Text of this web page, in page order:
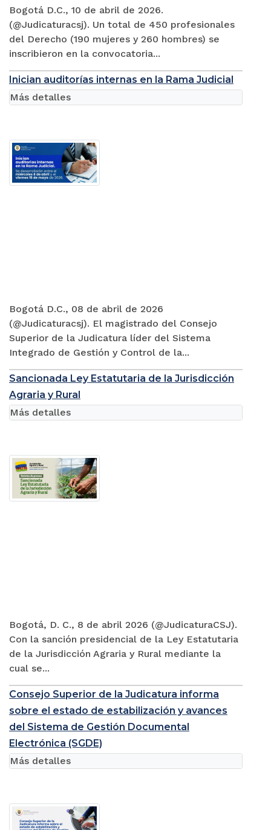
Bogotá D.C., 10 de abril de 2026.
(@Judicaturacsj). Un total de 450 profesionales
del Derecho (190 mujeres y 260 hombres) se
inscribieron en la convocatoria...
Inician auditorías internas en la Rama Judicial
Bogotá D.C., 08 de abril de 2026
(@Judicaturacsj). El magistrado del Consejo
Superior de la Judicatura líder del Sistema
Integrado de Gestión y Control de la...
Más detalles
Sancionada Ley Estatutaria de la Jurisdicción
Agraria y Rural
Bogotá, D. C., 8 de abril 2026 (@JudicaturaCSJ).
Con la sanción presidencial de la Ley Estatutaria
de la Jurisdicción Agraria y Rural mediante la
cual se...
Más detalles
Consejo Superior de la Judicatura informa
sobre el estado de estabilización y avances
del Sistema de Gestión Documental
Electrónica (SGDE)
Más detalles